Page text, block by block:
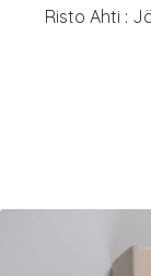
Risto Ahti :